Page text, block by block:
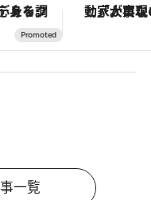
「星のや富士」でデジタルデトックス。冨士信仰の歴史を辿り、心身を調える。
一覧